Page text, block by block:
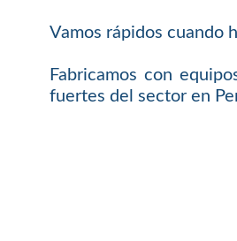
Vamos rápidos cuando
Fabricamos con
fuertes del sector en